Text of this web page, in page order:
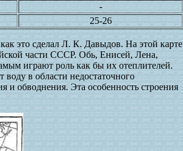
-
25-26
это сделал Л. К. Давыдов. На этой карте
части СССР. Обь, Енисей, Лена,
играют роль как бы их отеплителей.
в области недостаточного
и обводнения. Эта особенность строения